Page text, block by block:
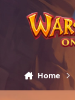
Skip to content
Home